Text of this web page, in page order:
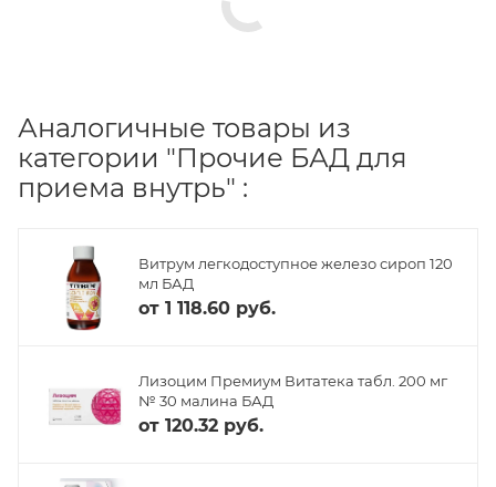
Аналогичные товары из
категории "Прочие БАД для
приема внутрь" :
Витрум легкодоступное железо сироп 120
мл БАД
от 1 118.60 руб.
Лизоцим Премиум Витатека табл. 200 мг
№ 30 малина БАД
от 120.32 руб.